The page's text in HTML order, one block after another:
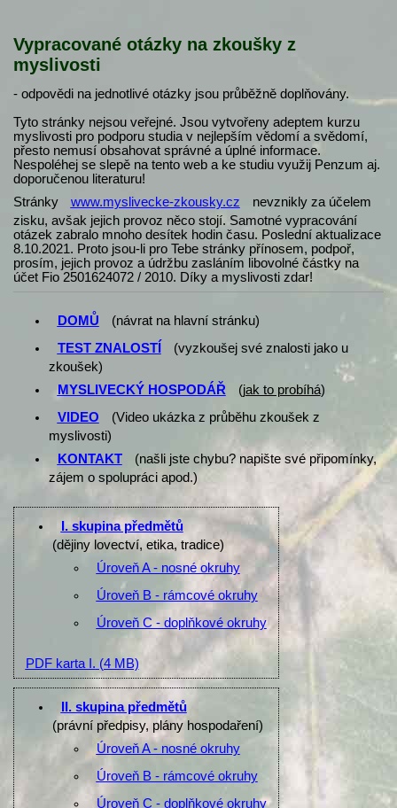
Vypracované otázky na zkoušky z
myslivosti
- odpovědi na jednotlivé otázky jsou průběžně doplňovány.
Tyto stránky nejsou veřejné. Jsou vytvořeny adeptem kurzu
myslivosti pro podporu studia v nejlepším vědomí a svědomí,
přesto nemusí obsahovat správné a úplné informace.
Nespoléhej se slepě na tento web a ke studiu využij Penzum aj.
doporučenou literaturu!
Stránky
www.myslivecke-zkousky.cz
nevznikly za účelem
zisku, avšak jejich provoz něco stojí. Samotné vypracování
otázek zabralo mnoho desítek hodin času. Poslední aktualizace
8.10.2021. Proto jsou-li pro Tebe stránky přínosem, podpoř,
prosím, jejich provoz a údržbu zasláním libovolné částky na
účet Fio 2501624072 / 2010. Díky a myslivosti zdar!
DOMŮ
(návrat na hlavní stránku)
TEST ZNALOSTÍ
(vyzkoušej své znalosti jako u
zkoušek)
MYSLIVECKÝ HOSPODÁŘ
(jak to probíhá)
VIDEO
(Video ukázka z průběhu zkoušek z
myslivosti)
KONTAKT
(našli jste chybu? napište své připomínky,
zájem o spolupráci apod.)
I. skupina předmětů
(dějiny lovectví, etika, tradice)
Úroveň A - nosné okruhy
Úroveň B - rámcové okruhy
Úroveň C - doplňkové okruhy
PDF karta I. (4 MB)
II. skupina předmětů
(právní předpisy, plány hospodaření)
Úroveň A - nosné okruhy
Úroveň B - rámcové okruhy
Úroveň C - doplňkové okruhy